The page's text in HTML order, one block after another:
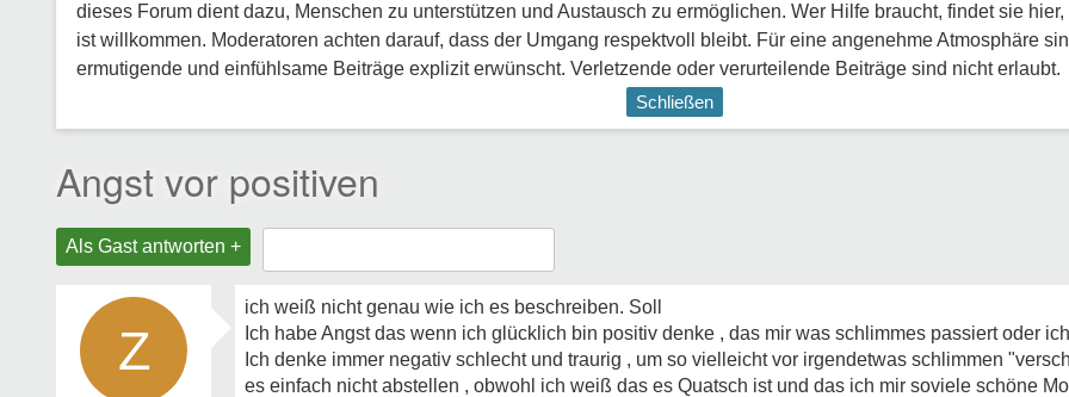
dieses Forum dient dazu, Menschen zu unterstützen und Austausch zu ermöglichen. Wer Hilfe braucht, findet sie
ist willkommen. Moderatoren achten darauf, dass der Umgang respektvoll bleibt. Für eine angenehme Atmosphäre
ermutigende und einfühlsame Beiträge explizit erwünscht. Verletzende oder verurteilende Beiträge sind nicht erlaubt.
Schließen
Angst vor positiven
Als Gast antworten +
Z
ich weiß nicht genau wie ich es beschreiben. Soll
Ich habe Angst das wenn ich glücklich bin positiv denke , das mir was schlimmes passiert oder
Ich denke immer negativ schlecht und traurig , um so vielleicht vor irgendetwas schlimmen
es einfach nicht abstellen , obwohl ich weiß das es Quatsch ist und das ich mir soviele schöne